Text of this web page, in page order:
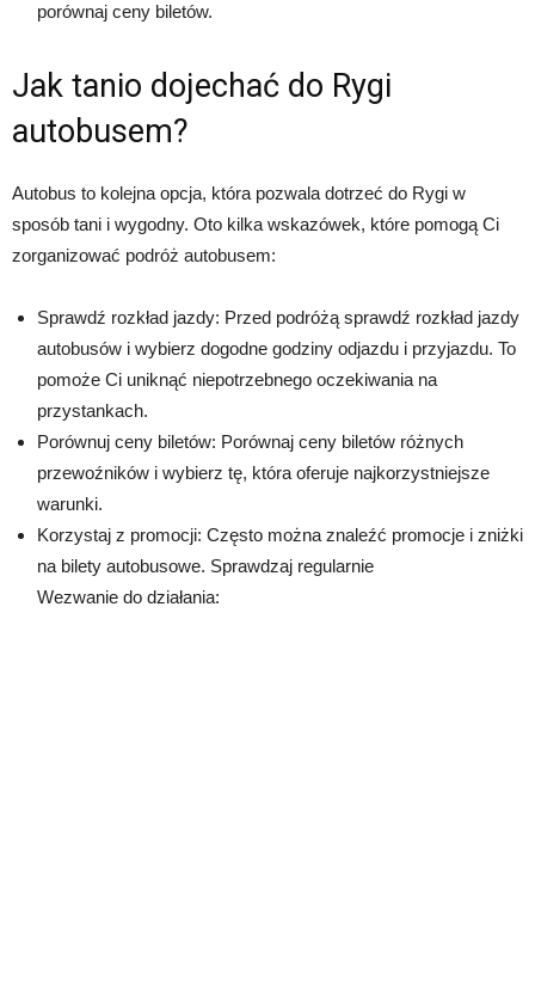
porównaj ceny biletów.
Jak tanio dojechać do Rygi
autobusem?
Autobus to kolejna opcja, która pozwala dotrzeć do Rygi w
sposób tani i wygodny. Oto kilka wskazówek, które pomogą Ci
zorganizować podróż autobusem:
Sprawdź rozkład jazdy: Przed podróżą sprawdź rozkład jazdy
autobusów i wybierz dogodne godziny odjazdu i przyjazdu. To
pomoże Ci uniknąć niepotrzebnego oczekiwania na
przystankach.
Porównuj ceny biletów: Porównaj ceny biletów różnych
przewoźników i wybierz tę, która oferuje najkorzystniejsze
warunki.
Korzystaj z promocji: Często można znaleźć promocje i zniżki
na bilety autobusowe. Sprawdzaj regularnie
Wezwanie do działania: